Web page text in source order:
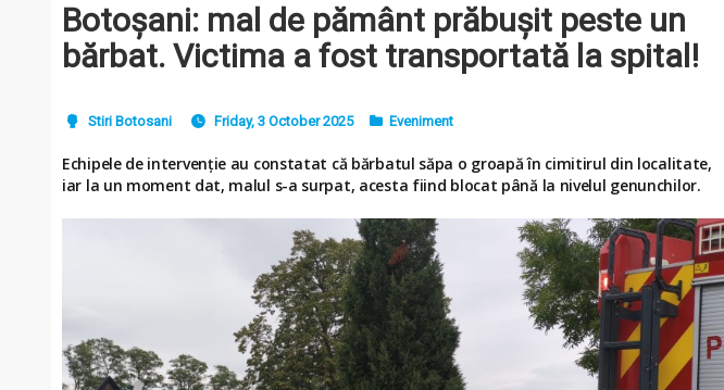
Botoșani: mal de pământ prăbușit peste un
bărbat. Victima a fost transportată la spital!
Stiri Botosani Friday, 3 October 2025 Eveniment
Echipele de intervenție au constatat că bărbatul săpa o groapă în cimitirul din localitate,
iar la un moment dat, malul s-a surpat, acesta fiind blocat până la nivelul genunchilor.